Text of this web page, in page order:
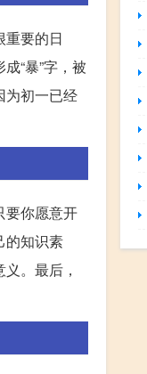
重要的日
“暴”字，被
为初一已经
要你愿意开
的知识素
。最后，